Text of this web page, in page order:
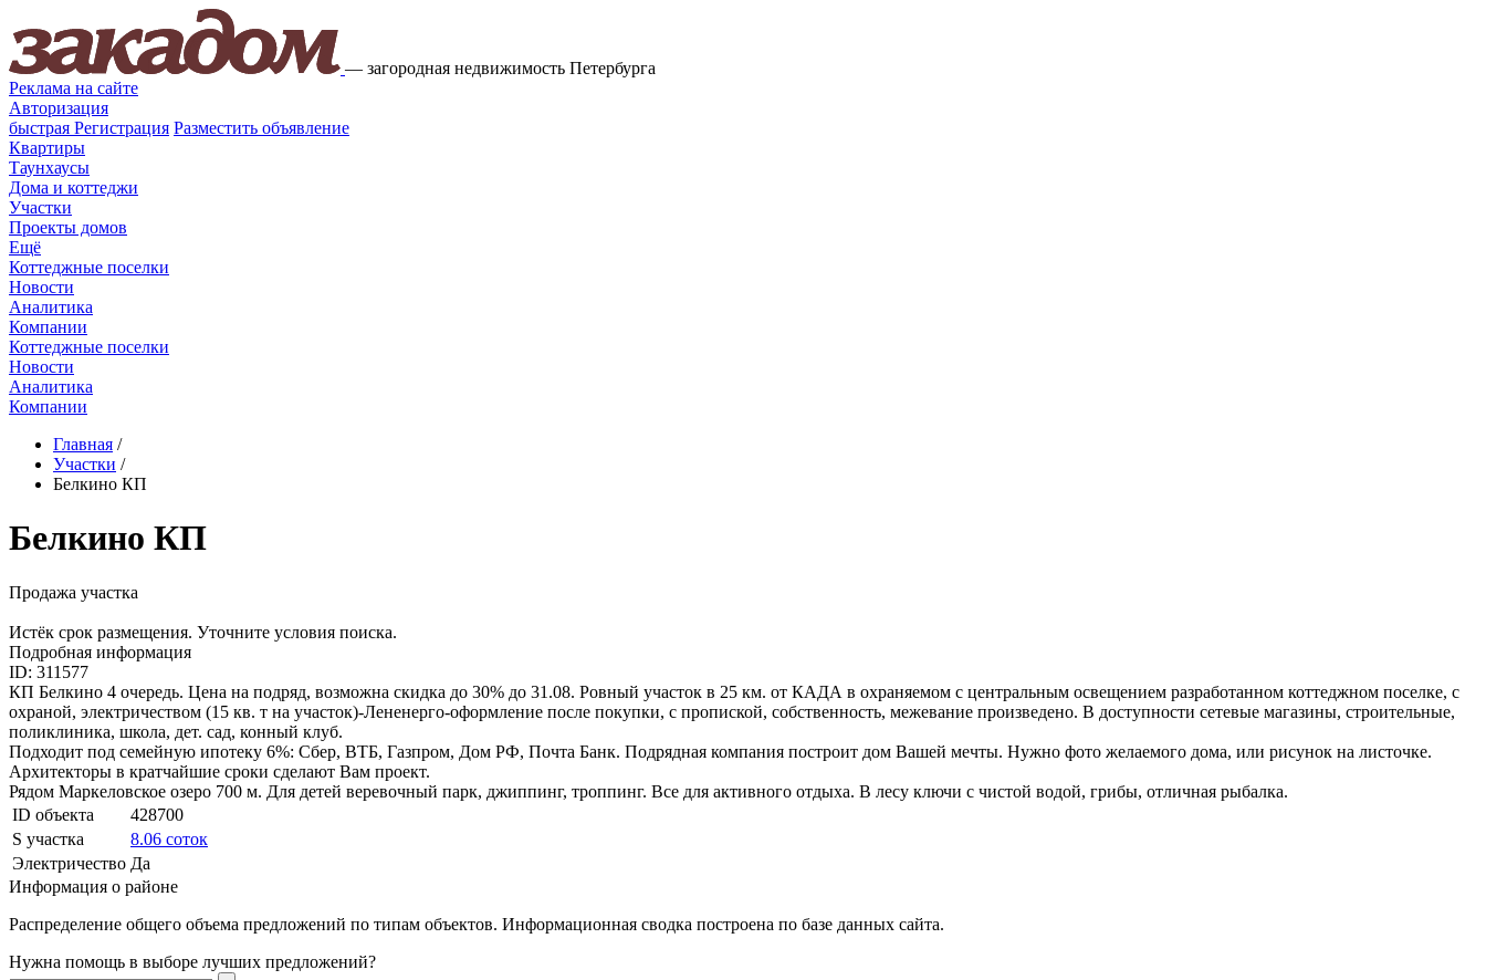
— загородная недвижимость Петербурга
Реклама на сайте
Авторизация
быстрая Регистрация Разместить объявление
Квартиры
Таунхаусы
Дома и коттеджи
Участки
Проекты домов
Ещё
Коттеджные поселки
Новости
Аналитика
Компании
Коттеджные поселки
Новости
Аналитика
Компании
Главная /
Участки /
Белкино КП
Белкино КП
Продажа участка
Истёк срок размещения. Уточните условия поиска.
Подробная информация
ID: 311577
КП Белкино 4 очередь. Цена на подряд, возможна скидка до 30% до 31.08. Ровный участок в 25 км. от КАДА в охраняемом с центральным освещением разработанном коттеджном поселке, с
охраной, электричеством (15 кв. т на участок)-Лененерго-оформление после покупки, с пропиской, собственность, межевание произведено. В доступности сетевые магазины, строительные,
поликлиника, школа, дет. сад, конный клуб.
Подходит под семейную ипотеку 6%: Сбер, ВТБ, Газпром, Дом РФ, Почта Банк. Подрядная компания построит дом Вашей мечты. Нужно фото желаемого дома, или рисунок на листочке.
Архитекторы в кратчайшие сроки сделают Вам проект.
Рядом Маркеловское озеро 700 м. Для детей веревочный парк, джиппинг, троппинг. Все для активного отдыха. В лесу ключи с чистой водой, грибы, отличная рыбалка.
ID объекта
428700
S участка
8.06 соток
Электричество Да
Информация о районе
Распределение общего объема предложений по типам объектов. Информационная сводка построена по базе данных сайта.
Нужна помощь в выборе лучших предложений?